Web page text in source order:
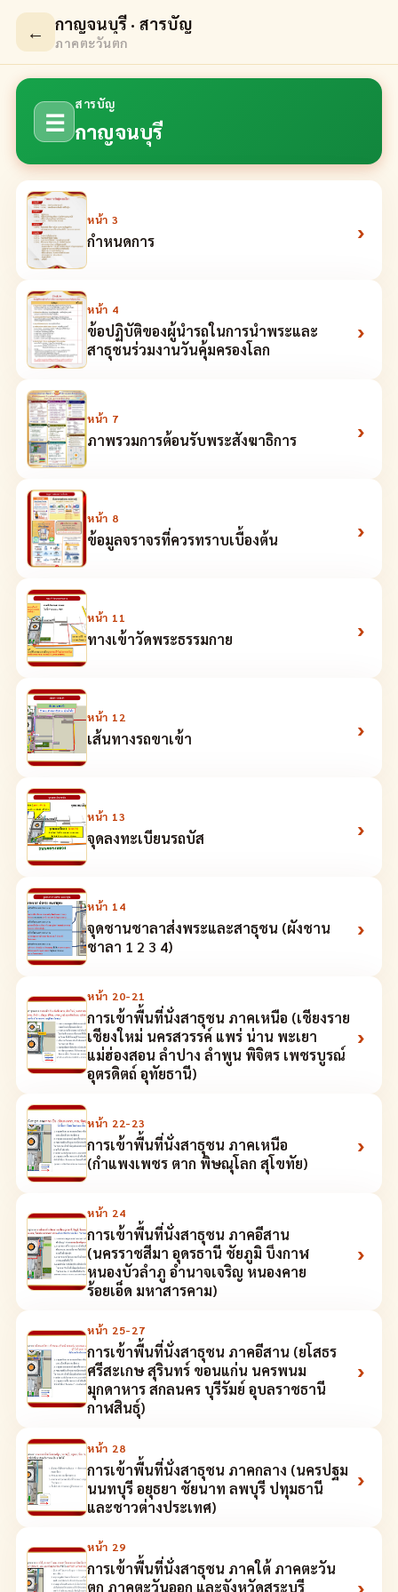
← กาญจนบุรี · สารบัญ
ภาคตะวันตก
☰
สารบัญ
กาญจนบุรี
หน้า 3
กำหนดการ ›
หน้า 4
ข้อปฏิบัติของผู้นำรถในการนำพระและ
สาธุชนร่วมงานวันคุ้มครองโลก
›
หน้า 7
ภาพรวมการต้อนรับพระสังฆาธิการ ›
หน้า 8
ข้อมูลจราจรที่ควรทราบเบื้องต้น ›
หน้า 11
ทางเข้าวัดพระธรรมกาย ›
หน้า 12
เส้นทางรถขาเข้า ›
หน้า 13
จุดลงทะเบียนรถบัส ›
หน้า 14
จุดชานชาลาส่งพระและสาธุชน (ผังชาน
ชาลา 1 2 3 4)
›
หน้า 20-21
การเข้าพื้นที่นั่งสาธุชน ภาคเหนือ (เชียงราย
เชียงใหม่ นครสวรรค์ แพร่ น่าน พะเยา
แม่ฮ่องสอน ลำปาง ลำพูน พิจิตร เพชรบูรณ์
อุตรดิตถ์ อุทัยธานี)
›
หน้า 22-23
การเข้าพื้นที่นั่งสาธุชน ภาคเหนือ
(กำแพงเพชร ตาก พิษณุโลก สุโขทัย)
›
หน้า 24
การเข้าพื้นที่นั่งสาธุชน ภาคอีสาน
(นครราชสีมา อุดรธานี ชัยภูมิ บึงกาฬ
หนองบัวลำภู อำนาจเจริญ หนองคาย
ร้อยเอ็ด มหาสารคาม)
›
หน้า 25-27
การเข้าพื้นที่นั่งสาธุชน ภาคอีสาน (ยโสธร
ศรีสะเกษ สุรินทร์ ขอนแก่น นครพนม
มุกดาหาร สกลนคร บุรีรัมย์ อุบลราชธานี
กาฬสินธุ์)
›
หน้า 28
การเข้าพื้นที่นั่งสาธุชน ภาคกลาง (นครปฐม
นนทบุรี อยุธยา ชัยนาท ลพบุรี ปทุมธานี
และชาวต่างประเทศ)
›
หน้า 29
การเข้าพื้นที่นั่งสาธุชน ภาคใต้ ภาคตะวัน
ตก ภาคตะวันออก และจังหวัดสระบุรี
›